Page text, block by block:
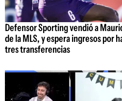
Defensor Sporting vendió a
de la MLS, y espera ingresos por
tres transferencias